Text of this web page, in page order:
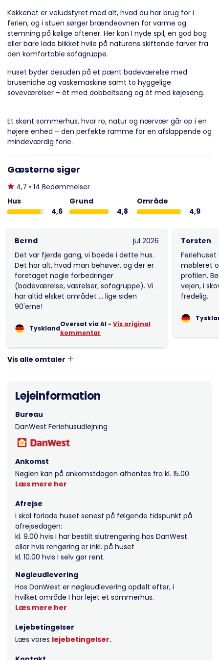
Køkkenet er veludstyret med alt, hvad du har brug for i
ferien, og i stuen sørger brændeovnen for varme og
stemning på kølige aftener. Her kan I nyde spil, en god bog
eller bare lade blikket hvile på naturens skiftende farver fra
den komfortable sofagruppe.
Huset byder desuden på et pænt badeværelse med
bruseniche og vaskemaskine samt to hyggelige
soveværelser – ét med dobbeltseng og ét med køjeseng.
Et skønt sommerhus, hvor ro, natur og nærvær går op i en
højere enhed – den perfekte ramme for en afslappende og
mindeværdig ferie.
Gæsterne siger
4,7 • 14 Bedømmelser
Hus
4,6
Grund
4,8
Område
4,9
Bernd
jul 2026
Det var fjerde gang, vi boede i dette hus.
Det har alt, hvad man behøver, og der er
foretaget nogle forbedringer
(badeværelse, værelser, sofagruppe). Vi
har altid elsket området ... lige siden
90'erne!
Tyskland
Oversat via AI - Vis original
kommentar
Torsten
møbleret
profilen.
vejen, i
fredelig.
Vis alle omtaler
Lejeinformation
Bureau
DanWest Feriehusudlejning
Ankomst
Nøglen kan på ankomstdagen afhentes fra kl. 15.00.
Læs mere her
Afrejse
I skal forlade huset senest på følgende tidspunkt på
afrejsedagen:
kl. 9.00 hvis I har bestilt slutrengøring hos DanWest
eller hvis rengøring er inkl. på huset
kl. 10.00 hvis I selv gør rent.
Nøgleudlevering
Hos DanWest er nøgleudlevering opdelt efter, i
hvilket område I har lejet et sommerhus.
Læs mere her
Lejebetingelser
Læs vores lejebetingelser.